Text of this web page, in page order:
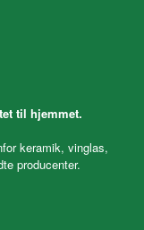
til hjemmet.
keramik, vinglas,
producenter.